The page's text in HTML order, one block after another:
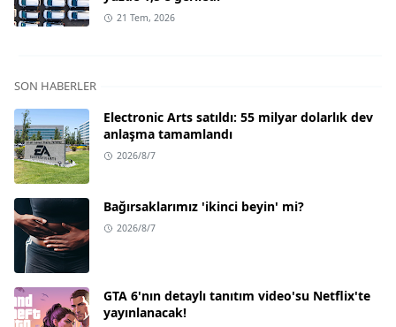
21 Tem, 2026
SON HABERLER
Electronic Arts satıldı: 55 milyar dolarlık dev
anlaşma tamamlandı
2026/8/7
Bağırsaklarımız 'ikinci beyin' mi?
2026/8/7
GTA 6'nın detaylı tanıtım video'su Netflix'te
yayınlanacak!